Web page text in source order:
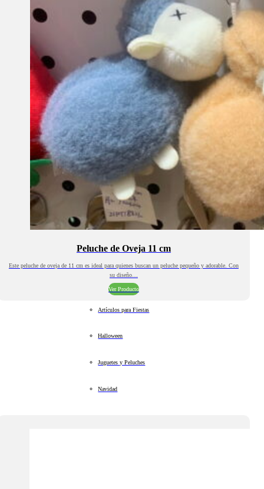
Peluche de Oveja 11 cm
Este peluche de oveja de 11 cm es ideal para quienes buscan un peluche pequeño y adorable. Con
su diseño…
Ver Producto
Artículos para Fiestas
Halloween
Juguetes y Peluches
Navidad